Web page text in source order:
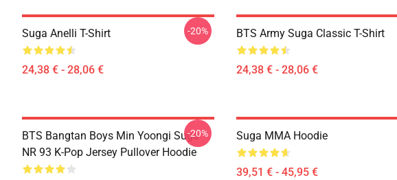
Suga Anelli T-Shirt
24,38 € - 28,06 €
-20% BTS Army Suga Classic T-Shirt
24,38 € - 28,06 €
BTS Bangtan Boys Min Yoongi Suga
NR 93 K-Pop Jersey Pullover Hoodie
-20% Suga MMA Hoodie
39,51 € - 45,95 €